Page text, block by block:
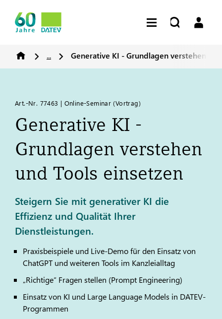
... Generative KI - Grundlagen verstehen
Art.-Nr. 77463 | Online-Seminar (Vortrag)​
Generative KI -
Grundlagen verstehen
und Tools einsetzen
Steigern Sie mit generativer KI die
Effizienz und Qualität Ihrer
Dienstleistungen.
Praxisbeispiele und Live-Demo für den Einsatz von
ChatGPT und weiteren Tools im Kanzleialltag
„Richtige“ Fragen stellen (Prompt Engineering)
Einsatz von KI und Large Language Models in DATEV-
Programmen